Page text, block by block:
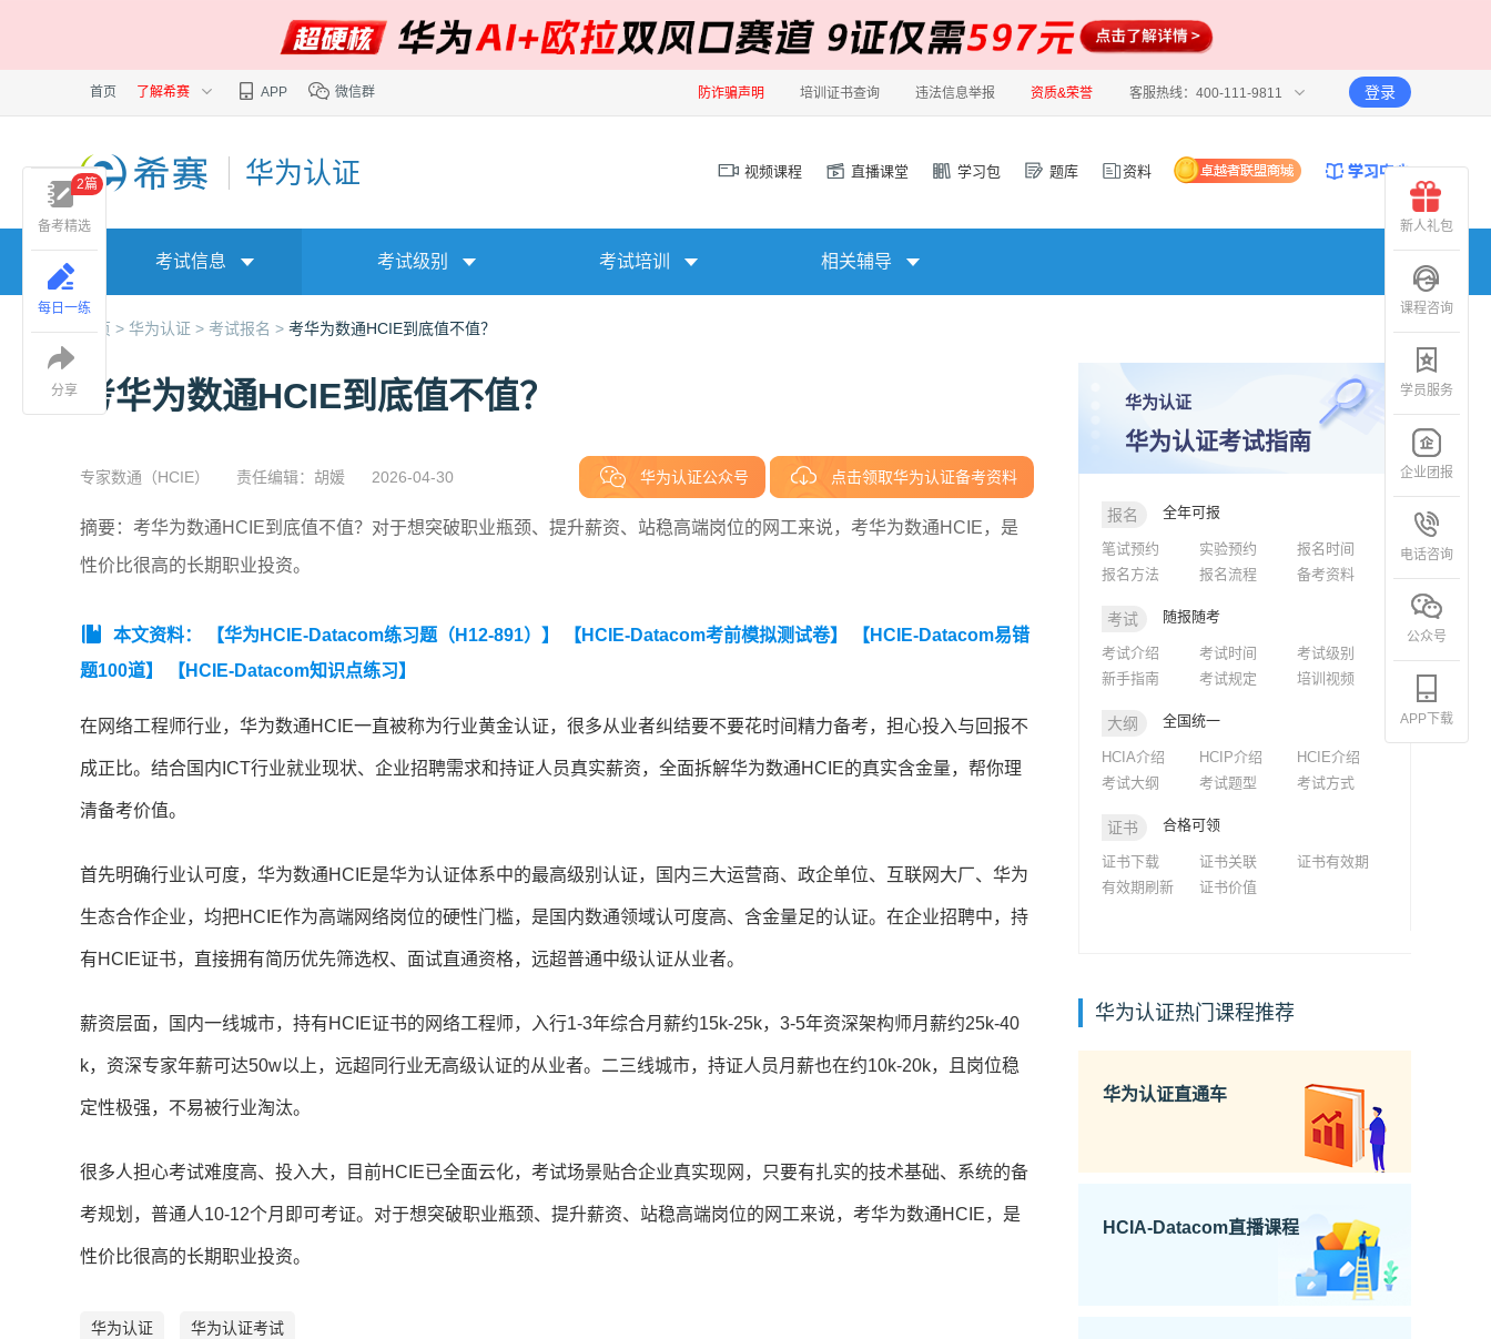
首页 了解希赛 APP 微信群 防诈骗声明 培训证书查询 违法信息举报 资质&荣誉 客服热线：400-111-9811 登录
华为认证 视频课程 直播课堂 学习包 题库 资料
考试信息 考试级别 考试培训 相关辅导
首页 > 华为认证 > 考试报名 > 考华为数通HCIE到底值不值？
考华为数通HCIE到底值不值？
专家数通（HCIE） 责任编辑：胡媛 2026-04-30 华为认证公众号 点击领取华为认证备考资料
摘要：考华为数通HCIE到底值不值？对于想突破职业瓶颈、提升薪资、站稳高端岗位的网工来说，考华为数通HCIE，是
性价比很高的长期职业投资。
本文资料： 【华为HCIE-Datacom练习题（H12-891）】 【HCIE-Datacom考前模拟测试卷】
【HCIE-Datacom易错
题100道】
【HCIE-Datacom知识点练习】
在网络工程师行业，华为数通HCIE一直被称为行业黄金认证，很多从业者纠结要不要花时间精力备考，担心投入与回报不
成正比。结合国内ICT行业就业现状、企业招聘需求和持证人员真实薪资，全面拆解华为数通HCIE的真实含金量，帮你理
清备考价值。
首先明确行业认可度，华为数通HCIE是华为认证体系中的最高级别认证，国内三大运营商、政企单位、互联网大厂、华为
生态合作企业，均把HCIE作为高端网络岗位的硬性门槛，是国内数通领域认可度高、含金量足的认证。在企业招聘中，持
有HCIE证书，直接拥有简历优先筛选权、面试直通资格，远超普通中级认证从业者。
薪资层面，国内一线城市，持有HCIE证书的网络工程师，入行1-3年综合月薪约15k-25k，3-5年资深架构师月薪约25k-40
k，资深专家年薪可达50w以上，远超同行业无高级认证的从业者。二三线城市，持证人员月薪也在约10k-20k，且岗位稳
定性极强，不易被行业淘汰。
很多人担心考试难度高、投入大，目前HCIE已全面云化，考试场景贴合企业真实现网，只要有扎实的技术基础、系统的备
考规划，普通人10-12个月即可考证。对于想突破职业瓶颈、提升薪资、站稳高端岗位的网工来说，考华为数通HCIE，是
性价比很高的长期职业投资。
华为认证 华为认证考试
华为认证
华为认证考试指南
报名 全年可报
笔试预约 实验预约
报名时间
报名方法
报名流程 备考资料
考试 随报随考
考试介绍 考试时间
考试级别
新手指南
考试规定 培训视频
大纲 全国统一
HCIA介绍 HCIP介绍
HCIE介绍
考试大纲
考试题型 考试方式
证书 合格可领
证书下载 证书关联
证书有效期
有效期刷新
证书价值
华为认证热门课程推荐
华为认证直通车
HCIA-Datacom直播课程
备考精选
2篇
每日一练
分享
新人礼包
课程咨询
学员服务
企业团报
电话咨询
公众号
APP下载